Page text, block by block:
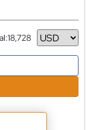
18,728